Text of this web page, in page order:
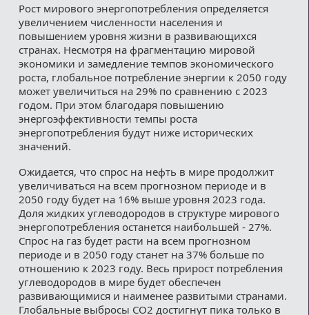
Рост мирового энергопотребления определяется
увеличением численности населения и
повышением уровня жизни в развивающихся
странах. Несмотря на фрагментацию мировой
экономики и замедление темпов экономического
роста, глобальное потребление энергии к 2050 году
может увеличиться на 29% по сравнению с 2023
годом. При этом благодаря повышению
энергоэффективности темпы роста
энергопотребления будут ниже исторических
значений.
Ожидается, что спрос на нефть в мире продолжит
увеличиваться на всем прогнозном периоде и в
2050 году будет на 16% выше уровня 2023 года.
Доля жидких углеводородов в структуре мирового
энергопотребления останется наибольшей - 27%.
Спрос на газ будет расти на всем прогнозном
периоде и в 2050 году станет на 37% больше по
отношению к 2023 году. Весь прирост потребления
углеводородов в мире будет обеспечен
развивающимися и наименее развитыми странами.
Глобальные выбросы CO2 достигнут пика только в